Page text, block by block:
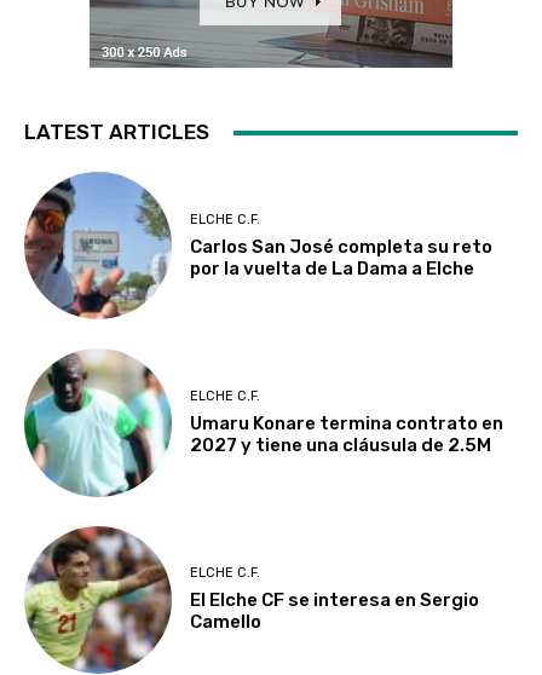
LATEST ARTICLES
ELCHE C.F.
Carlos San José completa su reto
por la vuelta de La Dama a Elche
ELCHE C.F.
Umaru Konare termina contrato en
2027 y tiene una cláusula de 2.5M
ELCHE C.F.
El Elche CF se interesa en Sergio
Camello